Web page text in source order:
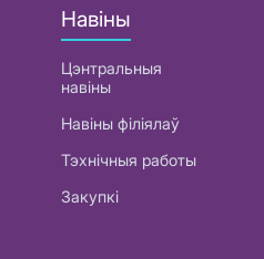
Навіны
Цэнтральныя
навіны
Навіны філіялаў
Тэхнічныя работы
Закупкі